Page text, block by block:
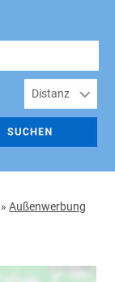
»Außenwerbung